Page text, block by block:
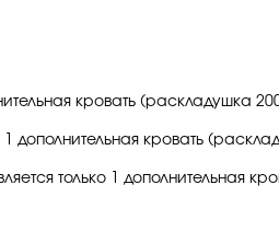
кровать (раскладушка
кровать
только 1 дополнительная